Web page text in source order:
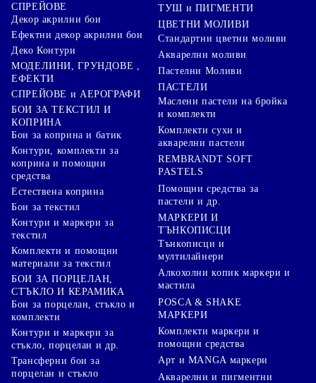
СПРЕЙОВЕ
Декор акрилни бои
Ефектни декор акрилни бои
Деко Контури
МОДЕЛИНИ, ГРУНДОВЕ ,
ЕФЕКТИ
СПРЕЙОВЕ и АЕРОГРАФИ
БОИ ЗА ТЕКСТИЛ И
КОПРИНА
Бои за коприна и батик
Контури, комплекти за
коприна и помощни
средства
Естествена коприна
Бои за текстил
Контури и маркери за
текстил
Комплекти и помощни
материали за текстил
БОИ ЗА ПОРЦЕЛАН,
СТЪКЛО И КЕРАМИКА
Бои за порцелан, стъкло и
комплекти
Контури и маркери за
стъкло, порцелан и др.
Трансферни бои за
порцелан и стъкло
ТУШ и ПИГМЕНТИ
ЦВЕТНИ МОЛИВИ
Стандартни цветни моливи
Акварелни моливи
Пастелни Моливи
ПАСТЕЛИ
Маслени пастели на бройка
и комплекти
Комплекти сухи и
акварелни пастели
REMBRANDT SOFT
PASTELS
Помощни средства за
пастели и др.
МАРКЕРИ И
ТЪНКОПИСЦИ
Тънкописци и
мултилайнери
Алкохолни копик маркери и
мастила
POSCA & SHAKE
МАРКЕРИ
Комплекти маркери и
помощни средства
Арт и MANGA маркери
Акварелни и пигментни